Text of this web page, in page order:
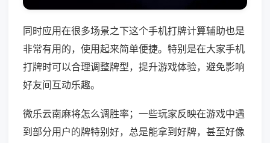
同时应用在很多场景之下这个手机打牌计算辅助也是
非常有用的，使用起来简单便捷。特别是在大家手机
打牌时可以合理调整牌型，提升游戏体验，避免影响
好友间互动乐趣。
微乐云南麻将怎么调胜率；一些玩家反映在游戏中遇
到部分用户的牌特别好，总是能拿到好牌，甚至好像